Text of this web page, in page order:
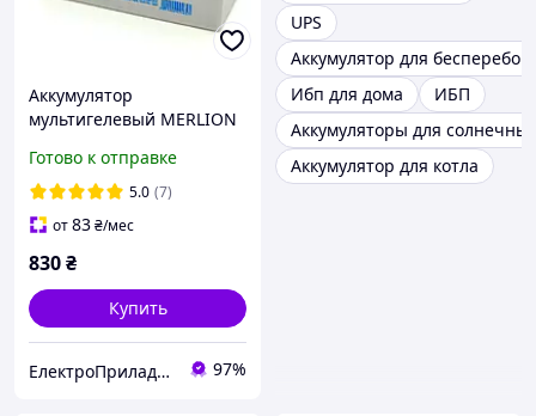
Аккумулятор
мультигелевый MERLION
(батарея для ИБП)
Готово к отправке
5.0 (7)
от83₴/мес
830₴
Купить
ЕлектроПриладТехСервіс 97%
UPS
Аккумулятор для
Ибп для дома
ИБП
Аккумуляторы для
Аккумулятор для котла